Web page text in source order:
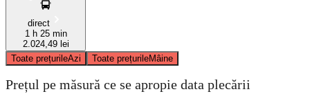
direct
1 h 25 min
2.024,49 lei
Toate prețurileAzi Toate prețurileMâine
Prețul pe măsură ce se apropie data plecării